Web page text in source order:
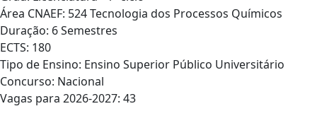
Área CNAEF: 524 Tecnologia dos Processos Químicos
Duração: 6 Semestres
ECTS: 180
Tipo de Ensino: Ensino Superior Público Universitário
Concurso: Nacional
Vagas para 2026-2027: 43